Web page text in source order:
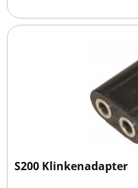
S200 Klinkenadapter